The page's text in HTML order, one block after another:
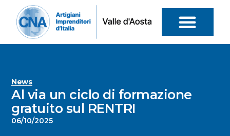
News
Al via un ciclo di formazione
gratuito sul RENTRI
06/10/2025